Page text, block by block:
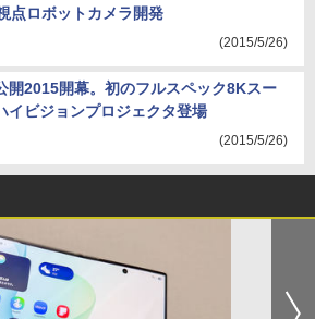
点ロボットカメラ開発
(2015/5/26)
開2015開幕。初のフルスペック8Kスー
イビジョンプロジェクタ登場
(2015/5/26)